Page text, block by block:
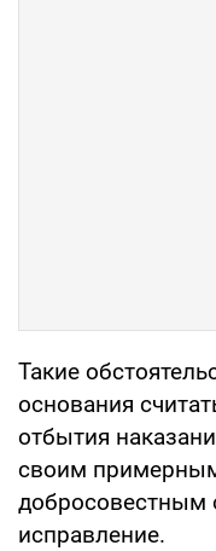
Такие
основания
отбытия
своим
добросовестным
исправление.